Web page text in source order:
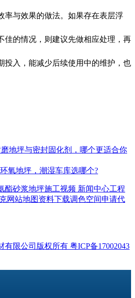
率与效果的做法。如果存在表层浮
佳的情况，则建议先做相应处理，再
投入，能减少后续使用中的维护，也
地坪与密封固化剂，哪个更适合你
氧地坪，潮湿车库选哪个?
酯砂浆地坪施工视频 新闻中心工程
网站地图资料下载调色空间申请代
有限公司版权所有 粤ICP备17002043